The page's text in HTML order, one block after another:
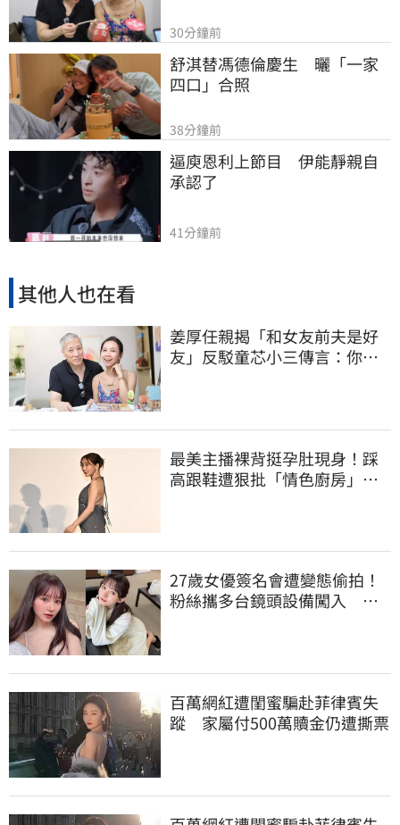
30分鐘前
舒淇替馮德倫慶生　曬「一家
四口」合照
38分鐘前
逼庾恩利上節目　伊能靜親自
承認了
41分鐘前
其他人也在看
姜厚任親揭「和女友前夫是好
友」反駁童芯小三傳言：你在
最美主播裸背挺孕肚現身！踩
高跟鞋遭狠批「情色廚房」：
27歲女優簽名會遭變態偷拍！
粉絲攜多台鏡頭設備闖入 惹
百萬網紅遭閨蜜騙赴菲律賓失
蹤 家屬付500萬贖金仍遭撕票